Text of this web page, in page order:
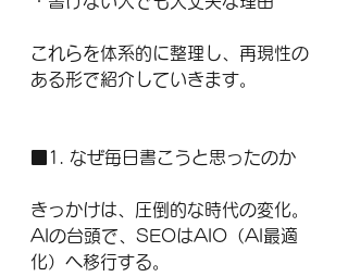
これらを体系的に整理し、再現性の
ある形で紹介していきます。
■1. なぜ毎日書こうと思ったのか
きっかけは、圧倒的な時代の変化。
AIの台頭で、SEOはAIO（AI最適
化）へ移行する。